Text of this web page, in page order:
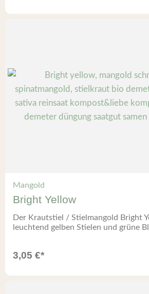
Mangold
Bright Yellow
Der Krautstiel / Stielmangold Bright
leuchtend gelben Stielen und grüne
3,05 €*